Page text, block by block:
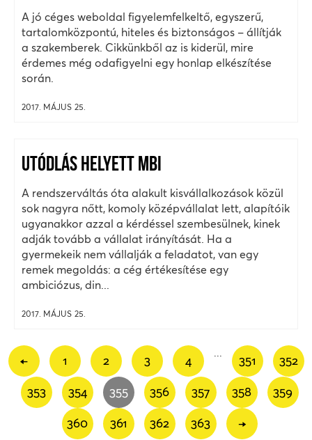
A jó céges weboldal figyelemfelkeltő, egyszerű,
tartalomközpontú, hiteles és biztonságos – állítják
a szakemberek. Cikkünkből az is kiderül, mire
érdemes még odafigyelni egy honlap elkészítése
során.
2017. MÁJUS 25.
UTÓDLÁS HELYETT MBI
A rendszerváltás óta alakult kisvállalkozások közül
sok nagyra nőtt, komoly középvállalat lett, alapítóik
ugyanakkor azzal a kérdéssel szembesülnek, kinek
adják tovább a vállalat irányítását. Ha a
gyermekeik nem vállalják a feladatot, van egy
remek megoldás: a cég értékesítése egy
ambiciózus, din...
2017. MÁJUS 25.
← 1 2 3 4 351 352
353 354 355 356 357 358 359
360 361 362 363 →